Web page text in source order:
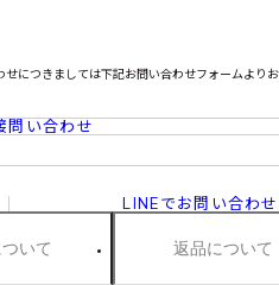
につきましては下記お問い合わせフォームより
問い合わせ
LINEでお問い合わせ
いて 返品について